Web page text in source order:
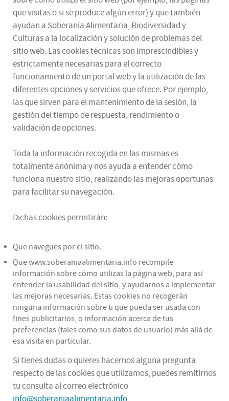
que visitas o si se produce algún error) y que también
ayudan a Soberanía Alimentaria, Biodiversidad y
Culturas a la localización y solución de problemas del
sitio web. Las cookies técnicas son imprescindibles y
estrictamente necesarias para el correcto
funcionamiento de un portal web y la utilización de las
diferentes opciones y servicios que ofrece. Por ejemplo,
las que sirven para el mantenimiento de la sesión, la
gestión del tiempo de respuesta, rendimiento o
validación de opciones.
Toda la información recogida en las mismas es
totalmente anónima y nos ayuda a entender cómo
funciona nuestro sitio, realizando las mejoras oportunas
para facilitar su navegación.
Dichas cookies permitirán:
Que navegues por el sitio.
Que www.soberaniaalimentaria.info recompile
información sobre cómo utilizas la página web, para así
entender la usabilidad del sitio, y ayudarnos a implementar
las mejoras necesarias. Estas cookies no recogerán
ninguna información sobre ti que pueda ser usada con
fines publicitarios, o información acerca de tus
preferencias (tales como sus datos de usuario) más allá de
esa visita en particular.
Si tienes dudas o quieres hacernos alguna pregunta
respecto de las cookies que utilizamos, puedes remitirnos
tu consulta al correo electrónico